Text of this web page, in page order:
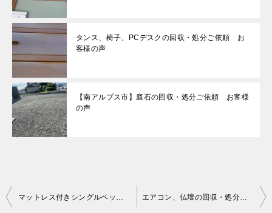
タンス、椅子、PCデスクの回収・処分ご依頼 お
客様の声
【南アルプス市】庭石の回収・処分ご依頼 お客様
の声
投
マットレス付きシングルベッドの回収・処分ご依頼 お客様の声 エアコン、仏壇の回収・処分ご依頼 お客様の声